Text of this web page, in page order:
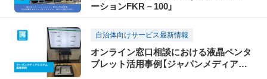
ーションFKR－100」
自治体向けサービス最新情報
オンライン窓口相談における液晶ペンタ
ブレット活用事例【ジャパンメディアシ